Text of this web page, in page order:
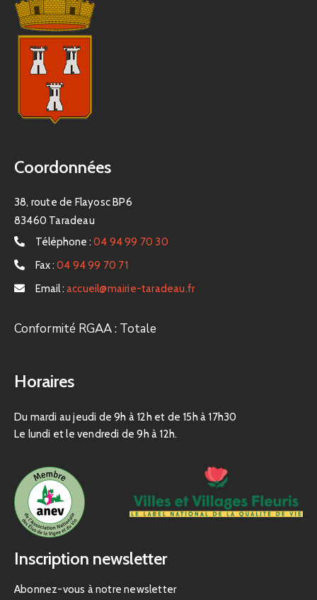
Coordonnées
38, route de Flayosc BP6
83460 Taradeau
Téléphone : 04 94 99 70 30
Fax : 04 94 99 70 71
Email : accueil@mairie-taradeau.fr
Conformité RGAA : Totale
Horaires
Du mardi au jeudi de 9h à 12h et de 15h à 17h30
Le lundi et le vendredi de 9h à 12h.
Inscription newsletter
Abonnez-vous à notre newsletter